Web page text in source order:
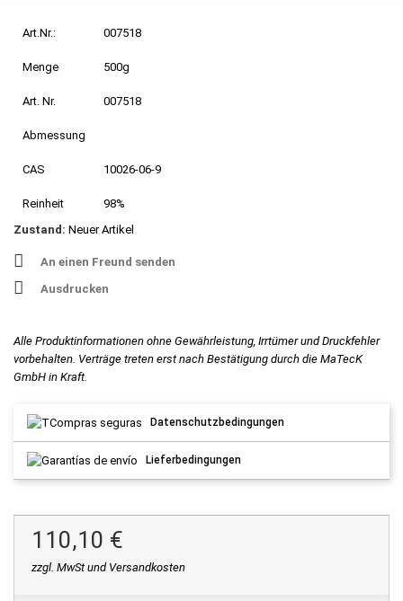
Art.Nr.: 007518
Menge 500g
Art. Nr. 007518
Abmessung
CAS 10026-06-9
Reinheit
98%
Zustand: Neuer Artikel
An einen Freund senden
Ausdrucken
Alle Produktinformationen ohne Gewährleistung, Irrtümer und Druckfehler
vorbehalten. Verträge treten erst nach Bestätigung durch die MaTecK
GmbH in Kraft.
Datenschutzbedingungen
Lieferbedingungen
110,10 €
zzgl. MwSt und Versandkosten